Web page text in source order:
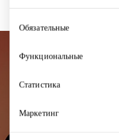
согласия
Обязательные
Функциональные
Статистика
Маркетинг
Узнайте первыми